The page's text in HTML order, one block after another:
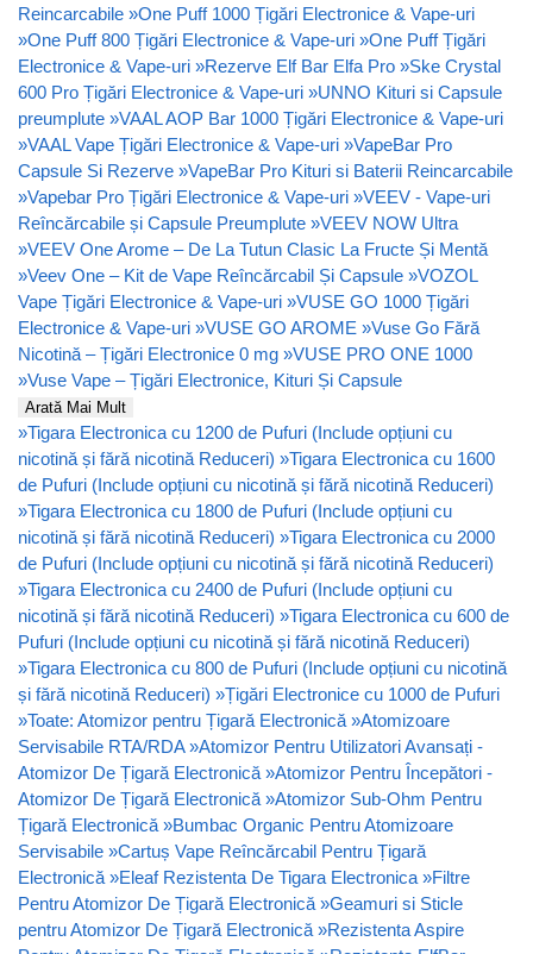
Reincarcabile »One Puff 1000 Țigări Electronice & Vape-uri
»One Puff 800 Țigări Electronice & Vape-uri »One Puff Țigări
Electronice & Vape-uri »Rezerve Elf Bar Elfa Pro »Ske Crystal
600 Pro Țigări Electronice & Vape-uri »UNNO Kituri si Capsule
preumplute »VAAL AOP Bar 1000 Țigări Electronice & Vape-uri
»VAAL Vape Țigări Electronice & Vape-uri »VapeBar Pro
Capsule Si Rezerve »VapeBar Pro Kituri si Baterii Reincarcabile
»Vapebar Pro Țigări Electronice & Vape-uri »VEEV - Vape-uri
Reîncărcabile și Capsule Preumplute »VEEV NOW Ultra
»VEEV One Arome – De La Tutun Clasic La Fructe Și Mentă
»Veev One – Kit de Vape Reîncărcabil Și Capsule »VOZOL
Vape Țigări Electronice & Vape-uri »VUSE GO 1000 Țigări
Electronice & Vape-uri »VUSE GO AROME »Vuse Go Fără
Nicotină – Țigări Electronice 0 mg »VUSE PRO ONE 1000
»Vuse Vape – Țigări Electronice, Kituri Și Capsule
Arată Mai Mult
»Tigara Electronica cu 1200 de Pufuri (Include opțiuni cu
nicotină și fără nicotină Reduceri) »Tigara Electronica cu 1600
de Pufuri (Include opțiuni cu nicotină și fără nicotină Reduceri)
»Tigara Electronica cu 1800 de Pufuri (Include opțiuni cu
nicotină și fără nicotină Reduceri) »Tigara Electronica cu 2000
de Pufuri (Include opțiuni cu nicotină și fără nicotină Reduceri)
»Tigara Electronica cu 2400 de Pufuri (Include opțiuni cu
nicotină și fără nicotină Reduceri) »Tigara Electronica cu 600 de
Pufuri (Include opțiuni cu nicotină și fără nicotină Reduceri)
»Tigara Electronica cu 800 de Pufuri (Include opțiuni cu nicotină
și fără nicotină Reduceri) »Țigări Electronice cu 1000 de Pufuri
»Toate: Atomizor pentru Țigară Electronică »Atomizoare
Servisabile RTA/RDA »Atomizor Pentru Utilizatori Avansați -
Atomizor De Țigară Electronică »Atomizor Pentru Începători -
Atomizor De Țigară Electronică »Atomizor Sub-Ohm Pentru
Țigară Electronică »Bumbac Organic Pentru Atomizoare
Servisabile »Cartuș Vape Reîncărcabil Pentru Țigară
Electronică »Eleaf Rezistenta De Tigara Electronica »Filtre
Pentru Atomizor De Țigară Electronică »Geamuri si Sticle
pentru Atomizor De Țigară Electronică »Rezistenta Aspire